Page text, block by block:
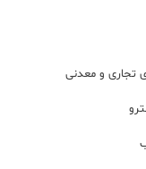
تجاری و معدنی